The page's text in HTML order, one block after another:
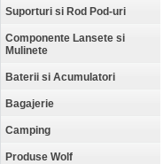
Suporturi si Rod Pod-uri
Componente Lansete si
Mulinete
Baterii si Acumulatori
Bagajerie
Camping
Produse Wolf